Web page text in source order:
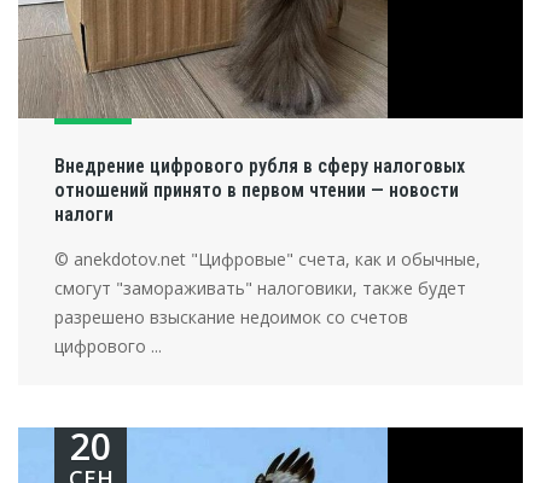
Внедрение цифрового рубля в сферу налоговых
отношений принято в первом чтении — новости
налоги
© anekdotov.net "Цифровые" счета, как и обычные,
смогут "замораживать" налоговики, также будет
разрешено взыскание недоимок со счетов
цифрового ...
20